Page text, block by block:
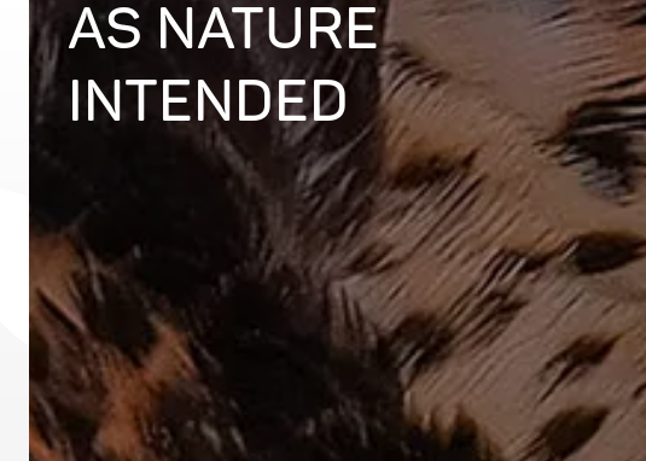
AS NATURE
INTENDED